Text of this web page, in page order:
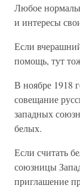
Любое
и интересы
Если
помощь, тут
В ноябре 1918
совещание
западных
белых.
Если считать
союзницы
приглашение